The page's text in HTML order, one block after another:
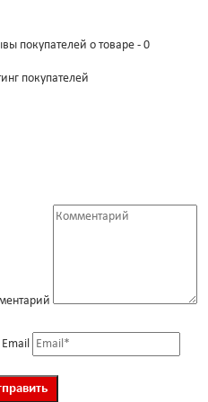
покупателей о товаре - 0
покупателей